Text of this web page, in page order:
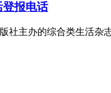
登报电话
社主办的综合类生活